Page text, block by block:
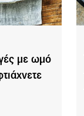
με ωμό